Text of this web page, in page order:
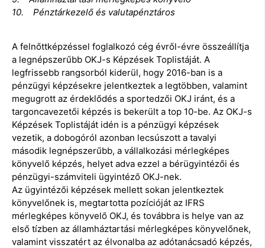
10. Pénztárkezelő és valutapénztáros
A felnőttképzéssel foglalkozó cég évről-évre összeállítja
a legnépszerűbb OKJ-s Képzések Toplistáját. A
legfrissebb rangsorból kiderül, hogy 2016-ban is a
pénzügyi képzésekre jelentkeztek a legtöbben, valamint
megugrott az érdeklődés a sportedzői OKJ iránt, és a
targoncavezetői képzés is bekerült a top 10-be. Az OKJ-s
Képzések Toplistáját idén is a pénzügyi képzések
vezetik, a dobogóról azonban lecsúszott a tavalyi
második legnépszerűbb, a vállalkozási mérlegképes
könyvelő képzés, helyet adva ezzel a bérügyintézői és
pénzügyi-számviteli ügyintéző OKJ-nek.
Az ügyintézői képzések mellett sokan jelentkeztek
könyvelőnek is, megtartotta pozícióját az IFRS
mérlegképes könyvelő OKJ, és továbbra is helye van az
első tízben az államháztartási mérlegképes könyvelőnek,
valamint visszatért az élvonalba az adótanácsadó képzés,